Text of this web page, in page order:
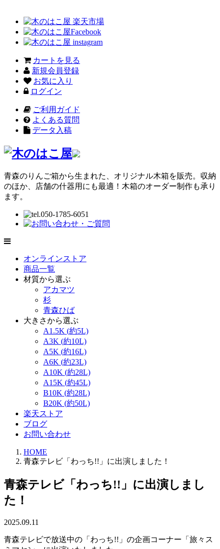
カートを見る
新規会員登録
お気に入り
ログイン
ご利用ガイド
よくある質問
データ入稿
青森のりんご箱から生まれた、オリジナル木箱を販売。収納
のほか、店舗の什器用にも最適！木箱のオーダー制作も承り
ます。
オンラインストア
商品一覧
材質から選ぶ
アカマツ
杉
青森ひば
大きさから選ぶ
A1.5K (約5L)
A3K (約10L)
A5K (約16L)
A6K (約23L)
A10K (約28L)
A15K (約45L)
B10K (約28L)
B20K (約50L)
楽天ストア
ブログ
お問い合わせ
HOME
青森テレビ「わっち!!」に出演しました！
青森テレビ「わっち!!」に出演しまし
た！
2025.09.11
青森テレビで放送中の「わっち!!」の企画コーナー「旅々ス